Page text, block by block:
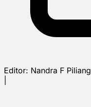
Editor: Nandra F Piliang